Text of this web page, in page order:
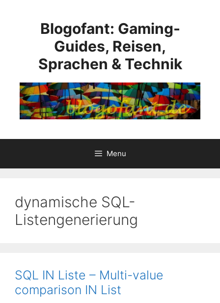
Blogofant: Gaming-
Guides, Reisen,
Sprachen & Technik
Menu
dynamische SQL-
Listengenerierung
SQL IN Liste – Multi-value
comparison IN List